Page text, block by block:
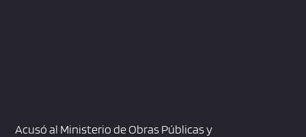
Acusó al Ministerio de Obras Públicas y